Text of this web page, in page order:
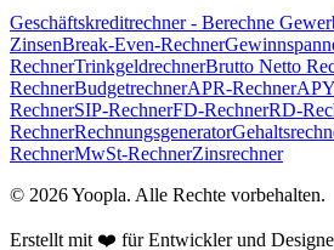
Geschäftskreditrechner - Berechne
ZinsenBreak-Even-Rechner
RechnerTrinkgeldrechnerBrutto Netto
RechnerBudgetrechnerAPR-Rechner
RechnerSIP-RechnerFD-RechnerRD-
RechnerRechnungsgenerator
RechnerMwSt-RechnerZinsrechner
© 2026Yoopla. Alle Rechte vorbehalten.
Erstellt mit ❤️ für Entwickler und